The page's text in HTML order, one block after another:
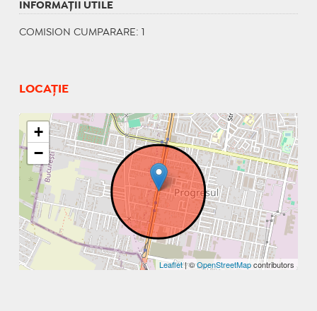
INFORMAŢII UTILE
COMISION CUMPARARE: 1
LOCAȚIE
+
−
Leaflet| ©OpenStreetMapcontributors